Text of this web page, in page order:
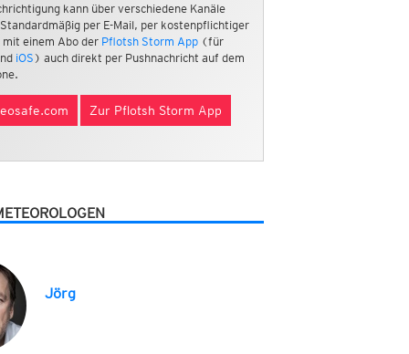
kann über verschiedene Kanäle
per E-Mail, per kostenpflichtiger
mit einem Abo der Pflotsh Storm App(für
iOS ) auch direkt per Pushnachricht auf dem
Zur Pflotsh Storm App
Jörg